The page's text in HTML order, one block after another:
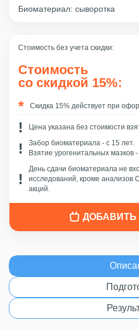
Стоимость без учета скидки:
Стоимость
со скидкой 15%:
Скидка 15% действует при
Цена указана без стоимости
Забор биоматериала - c 15 лет.
Взятие урогенитальных мазков
День сдачи биоматериала не
исследований, кроме анализов
акций.
ДОБАВИТЬ
Биоматериал: сыворотка